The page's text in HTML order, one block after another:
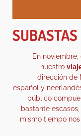
SUBASTAS
En
nuestro
dirección de
español y
público
bastante
mismo tiempo